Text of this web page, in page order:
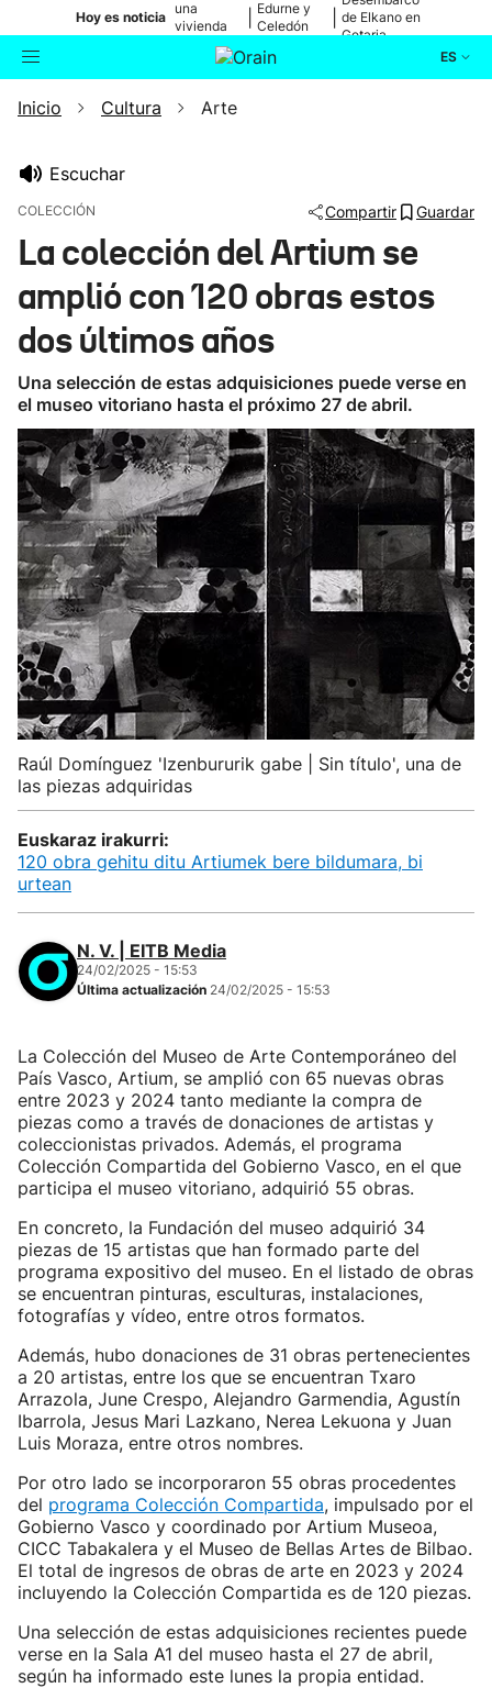
Hoy es noticia
una
vivienda
de Bilbao
Edurne y
Celedón
de Elkano en
Getaria
ES
Buscador Actualidad
Ikusmiran
Eguraldia
Inicio Cultura Arte
Escuchar
COLECCIÓN Compartir Guardar
La colección del Artium se
amplió con 120 obras estos
dos últimos años
Una selección de estas adquisiciones puede verse en
el museo vitoriano hasta el próximo 27 de abril.
Raúl Domínguez 'Izenbururik gabe | Sin título', una de
las piezas adquiridas
Euskaraz irakurri:
120 obra gehitu ditu Artiumek bere bildumara, bi
urtean
N. V. | EITB Media
24/02/2025 - 15:53
Última actualización 24/02/2025 - 15:53
La Colección del Museo de Arte Contemporáneo del
País Vasco, Artium, se amplió con 65 nuevas obras
entre 2023 y 2024 tanto mediante la compra de
piezas como a través de donaciones de artistas y
coleccionistas privados. Además, el programa
Colección Compartida del Gobierno Vasco, en el que
participa el museo vitoriano, adquirió 55 obras.
En concreto, la Fundación del museo adquirió 34
piezas de 15 artistas que han formado parte del
programa expositivo del museo. En el listado de obras
se encuentran pinturas, esculturas, instalaciones,
fotografías y vídeo, entre otros formatos.
Además, hubo donaciones de 31 obras pertenecientes
a 20 artistas, entre los que se encuentran Txaro
Arrazola, June Crespo, Alejandro Garmendia, Agustín
Ibarrola, Jesus Mari Lazkano, Nerea Lekuona y Juan
Luis Moraza, entre otros nombres.
Por otro lado se incorporaron 55 obras procedentes
del programa Colección Compartida, impulsado por el
Gobierno Vasco y coordinado por Artium Museoa,
CICC Tabakalera y el Museo de Bellas Artes de Bilbao.
El total de ingresos de obras de arte en 2023 y 2024
incluyendo la Colección Compartida es de 120 piezas.
Una selección de estas adquisiciones recientes puede
verse en la Sala A1 del museo hasta el 27 de abril,
según ha informado este lunes la propia entidad.